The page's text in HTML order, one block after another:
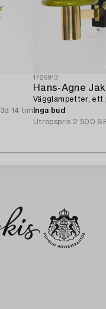
3d 14 tim
1726913
Hans-Agne
Vägglampetter, ett
Inga bud
Utropspris 2 500